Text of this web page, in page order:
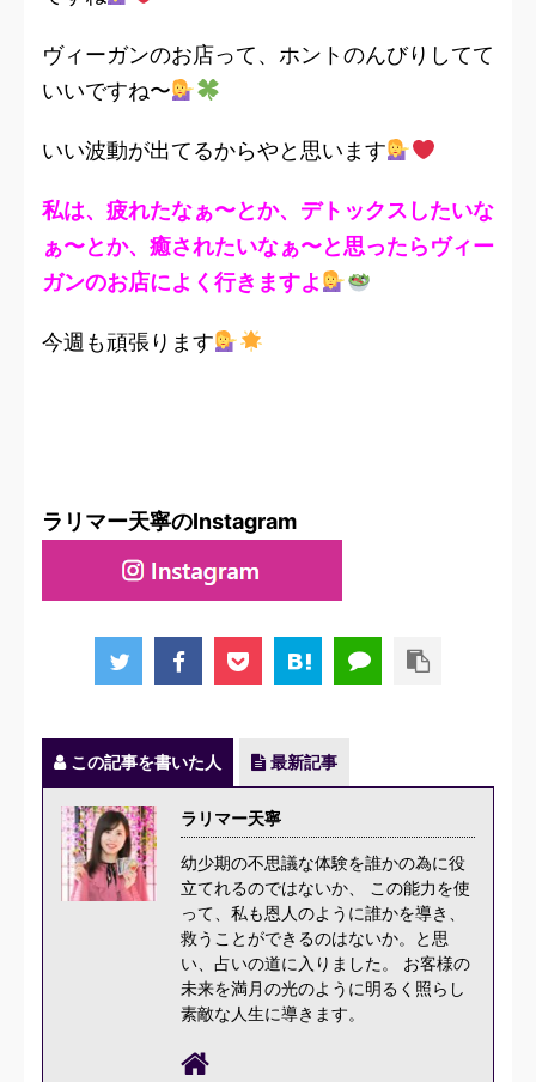
ヴィーガンのお店って、ホントのんびりしてて
いいですね〜
いい波動が出てるからやと思います
私は、疲れたなぁ〜とか、デトックスしたいな
ぁ〜とか、癒されたいなぁ〜と思ったらヴィー
ガンのお店によく行きますよ
今週も頑張ります
ラリマー天寧のInstagram
この記事を書いた人 最新記事
ラリマー天寧
幼少期の不思議な体験を誰かの為に役
立てれるのではないか、 この能力を使
って、私も恩人のように誰かを導き、
救うことができるのはないか。と思
い、占いの道に入りました。 お客様の
未来を満月の光のように明るく照らし
素敵な人生に導きます。